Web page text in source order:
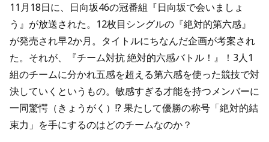
11月18日に、日向坂46の冠番組『日向坂で会いましょ
う』が放送された。12枚目シングルの『絶対的第六感』
が発売され早2か月。タイトルにちなんだ企画が考案され
た。それが、『チーム対抗 絶対的六感バトル！』！3人1
組のチームに分かれ五感を超える第六感を使った競技で対
決していくというもの。敏感すぎる才能を持つメンバーに
一同驚愕（きょうがく）!? 果たして優勝の称号「絶対的結
束力」を手にするのはどのチームなのか？